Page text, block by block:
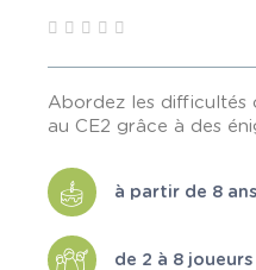
Abordez les difficultés
au CE2 grâce à des
à partir de 8 ans
de 2 à 8 joueurs